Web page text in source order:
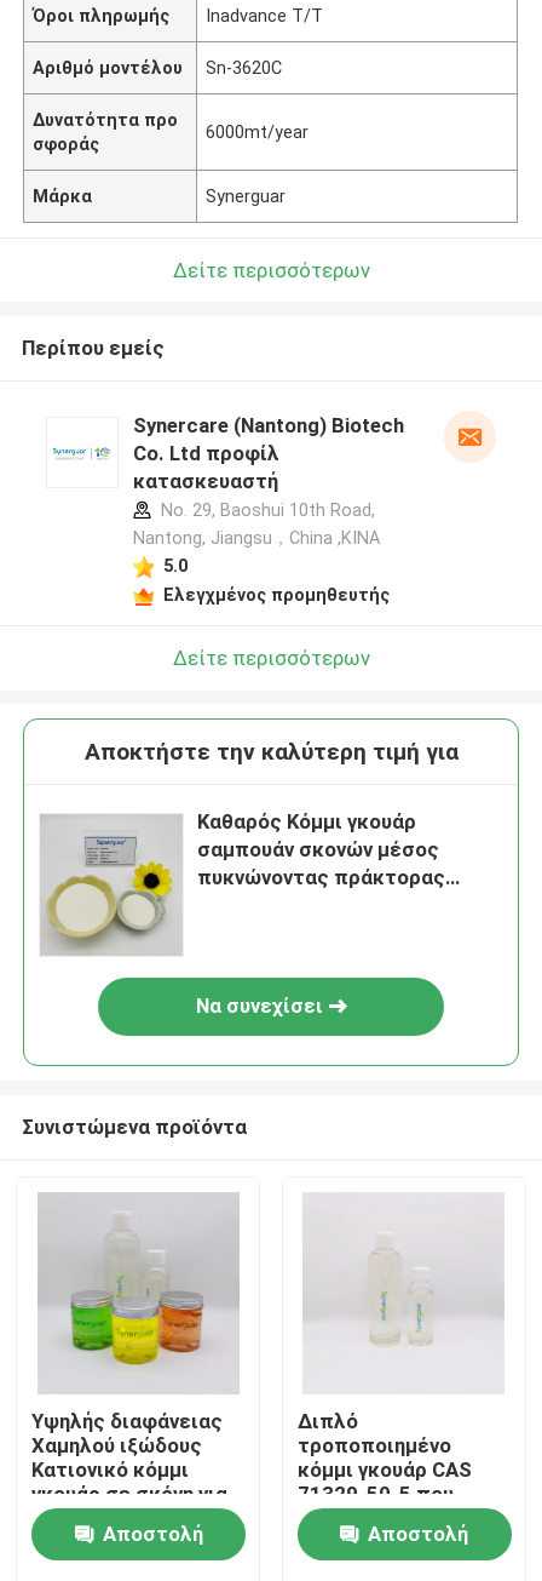
Σπίτι
Όροι πληρωμής Inadvance T/T
Αριθμό μοντέλου Sn-3620C
Δυνατότητα προ
σφοράς
6000mt/year
Μάρκα Synerguar
Δείτε περισσότερων
Περίπου εμείς
Synercare (Nantong) Biotech
Co. Ltd προφίλ
κατασκευαστή
No. 29, Baoshui 10th Road,
Nantong, Jiangsu，China ,ΚΙΝΑ
5.0
Ελεγχμένος προμηθευτής
Δείτε περισσότερων
Αποκτήστε την καλύτερη τιμή για
Καθαρός Κόμμι γκουάρ
σαμπουάν σκονών μέσος
πυκνώνοντας πράκτορας
Να συνεχίσει
Συνιστώμενα προϊόντα
Υψηλής διαφάνειας
Χαμηλού ιξώδους
Κατιονικό κόμμι
γκουάρ σε σκόνη για
σαμπουάν
Αποστολή
Διπλό
τροποποιημένο
κόμμι γκουάρ CAS
71329-50-5 που
χρησιμοποιείται για
πάχυνση σε
σαμπουάν
Αποστολή